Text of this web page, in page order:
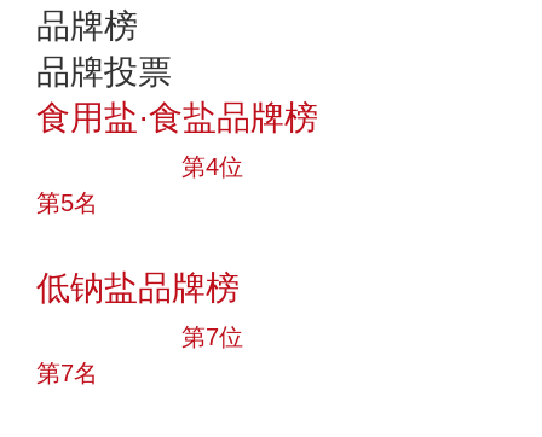
品牌榜
品牌投票
食用盐·食盐品牌榜
第4位
第5名
低钠盐品牌榜
第7位
第7名